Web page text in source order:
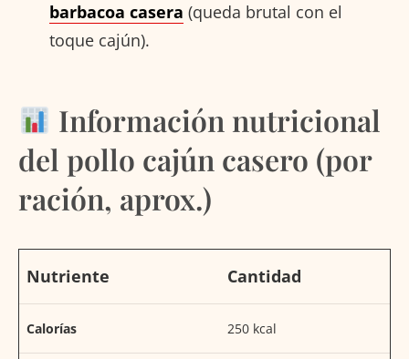
barbacoa casera (queda brutal con el
toque cajún).
Información nutricional
del pollo cajún casero (por
ración, aprox.)
Nutriente Cantidad
Calorías 250 kcal